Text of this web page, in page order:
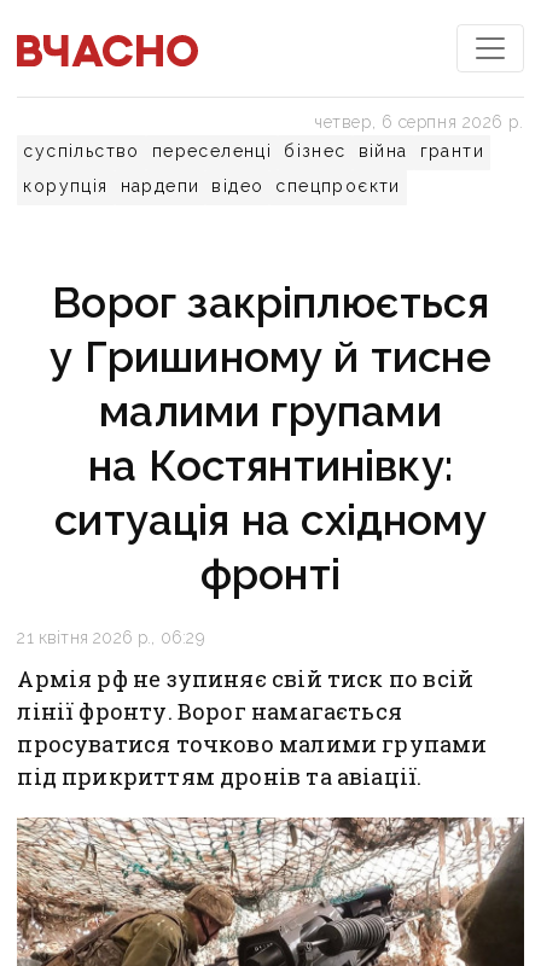
суспільство переселенці бізнес війна
гранти
корупція
нардепи відео спецпроєкти
четвер, 6 серпня 2026 р.
Ворог закріплюється
у Гришиному й тисне
малими групами
на Костянтинівку:
ситуація на східному
фронті
21 квітня 2026 р., 06:29
Армія рф не зупиняє свій тиск по всій
лінії фронту. Ворог намагається
просуватися точково малими групами
під прикриттям дронів та авіації.